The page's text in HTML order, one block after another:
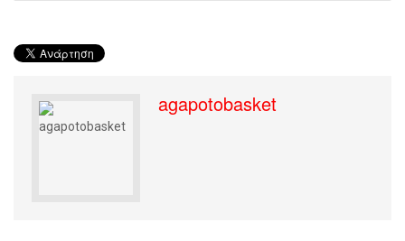
agapotobasket